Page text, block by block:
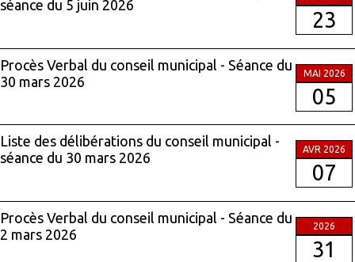
séance du 5 juin 2026
23
Procès Verbal du conseil municipal - Séance du
30 mars 2026
MAI 2026
05
Liste des délibérations du conseil municipal -
séance du 30 mars 2026
AVR 2026
07
Procès Verbal du conseil municipal - Séance du
2 mars 2026
2026
31